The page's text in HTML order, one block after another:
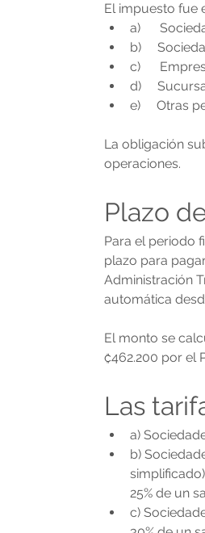
El impuesto fue
a)
b)
c)
d)
e)
La obligación
operaciones.
Plazo
Para el periodo
plazo para
Administración
automática
El monto se
₡462.200 por el
Las
a)
b)
simplificado)
25% de un
c)